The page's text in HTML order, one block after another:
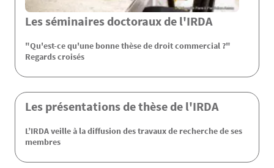
Les séminaires doctoraux de l'IRDA
"Qu'est-ce qu'une bonne thèse de droit commercial ?"
Regards croisés
Les présentations de thèse de l'IRDA
L’IRDA veille à la diffusion des travaux de recherche de ses
membres